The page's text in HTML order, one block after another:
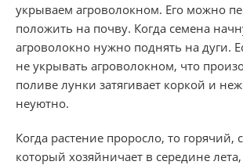
укрываем агроволокном. Его можно
положить на почву. Когда семена
агроволокно нужно поднять на дуги.
не укрывать агроволокном, что
поливе лунки затягивает коркой и
неуютно.
Когда растение проросло, то горячий,
который хозяйничает в середине